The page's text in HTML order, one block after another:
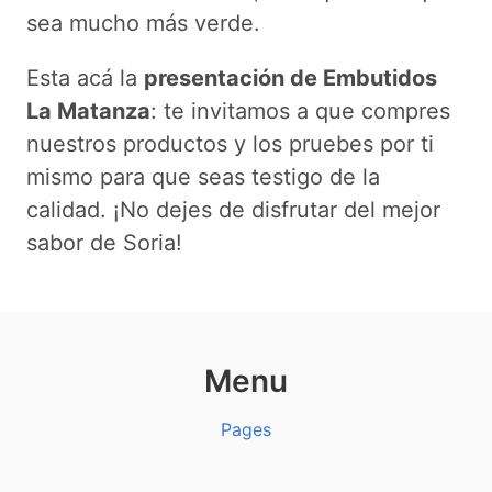
sea mucho más verde.
Esta acá la presentación de Embutidos
La Matanza: te invitamos a que compres
nuestros productos y los pruebes por ti
mismo para que seas testigo de la
calidad. ¡No dejes de disfrutar del mejor
sabor de Soria!
Menu
Pages